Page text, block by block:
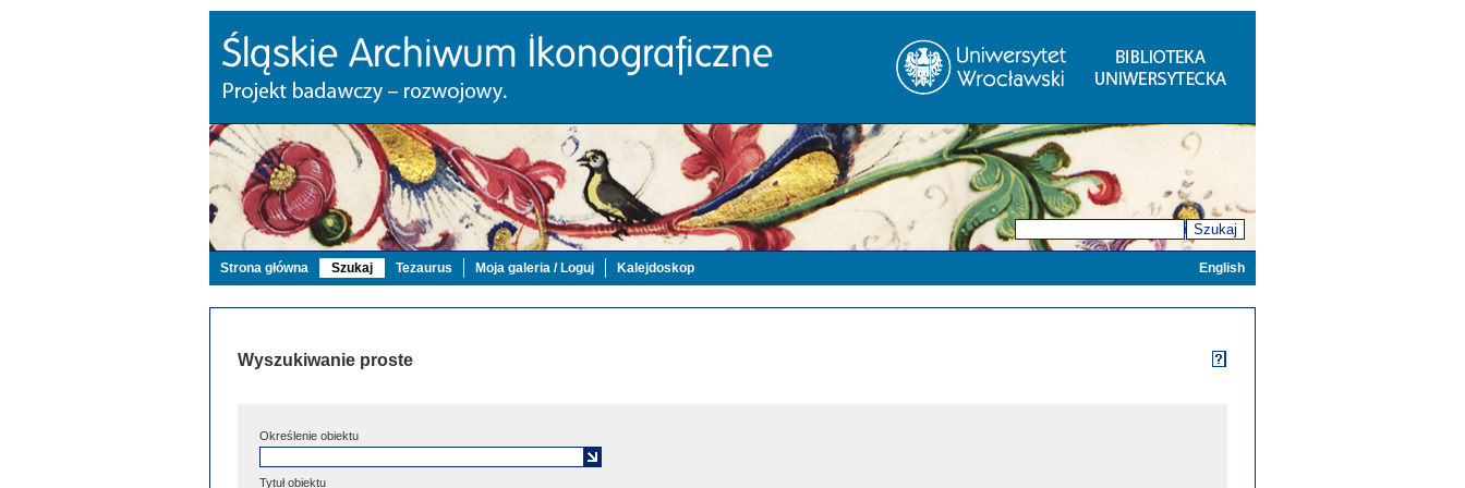
Szukaj
Strona główna Szukaj Tezaurus Moja galeria / Loguj Kalejdoskop English
Wyszukiwanie proste
Określenie obiektu
Tytuł obiektu